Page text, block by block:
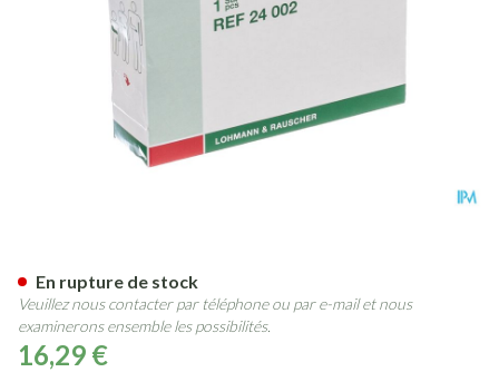
16,29 €
En rupture de stock
Veuillez nous contacter par téléphone ou par e-mail et nous
examinerons ensemble les possibilités.